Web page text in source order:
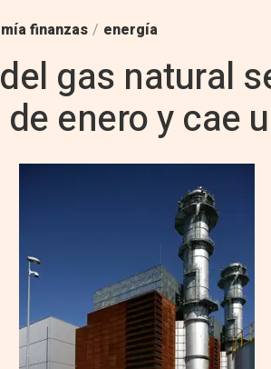
finanzas / energía
gas natural
enero y cae